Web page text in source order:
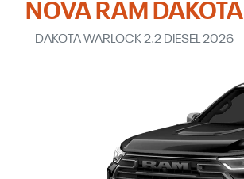
NOVA RAM DAKOTA
DAKOTA WARLOCK 2.2 DIESEL 2026